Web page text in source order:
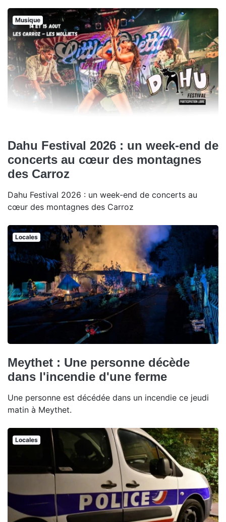
Musique
Dahu Festival 2026 : un week-end de
concerts au cœur des montagnes
des Carroz
Dahu Festival 2026 : un week-end de concerts au
cœur des montagnes des Carroz
Locales
Meythet : Une personne décède
dans l'incendie d'une ferme
Une personne est décédée dans un incendie ce jeudi
matin à Meythet.
Locales